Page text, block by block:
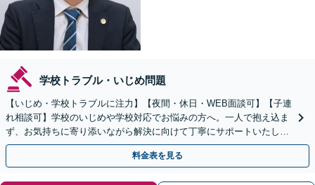
学校トラブル・いじめ問題
【いじめ・学校トラブルに注力】【夜間・休日・WEB面談可】【子連
れ相談可】学校のいじめや学校対応でお悩みの方へ。一人で抱え込ま
ず、お気持ちに寄り添いながら解決に向けて丁寧にサポートいたしま
す。【秘密厳守】
料金表を見る